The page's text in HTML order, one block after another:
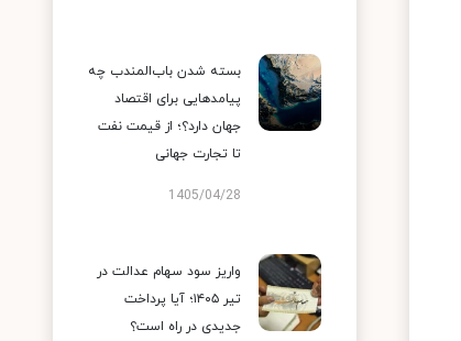
بسته شدن باب‌المندب چه
پیامدهایی برای اقتصاد
جهان دارد؟؛ از قیمت نفت
تا تجارت جهانی
1405/04/28
واریز سود سهام عدالت در
تیر ۱۴۰۵؛ آیا پرداخت
جدیدی در راه است؟